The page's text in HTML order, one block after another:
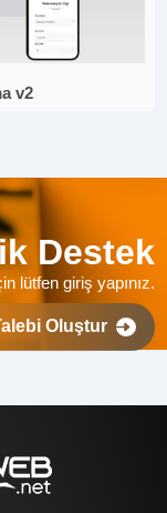
v2
Destek
lütfen giriş yapınız.
Oluştur